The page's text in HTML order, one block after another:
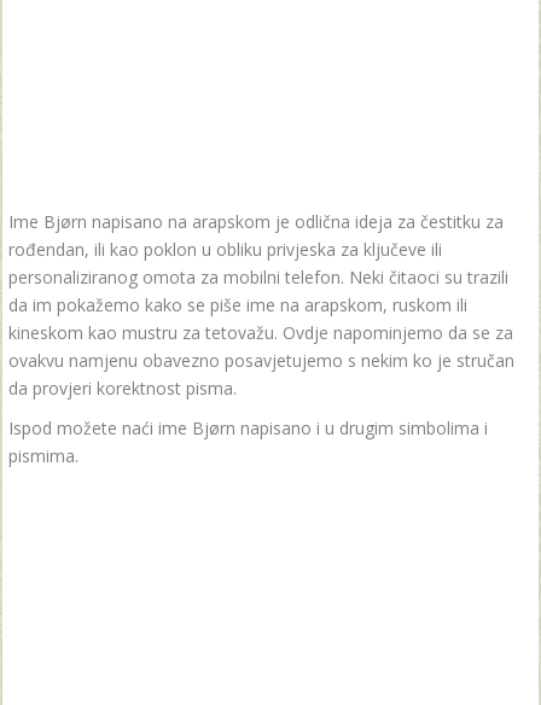
Ime Bjørn napisano na arapskom je odlična ideja za čestitku za
rođendan, ili kao poklon u obliku privjeska za ključeve ili
personaliziranog omota za mobilni telefon. Neki čitaoci su trazili
da im pokažemo kako se piše ime na arapskom, ruskom ili
kineskom kao mustru za tetovažu. Ovdje napominjemo da se za
ovakvu namjenu obavezno posavjetujemo s nekim ko je stručan
da provjeri korektnost pisma.
Ispod možete naći ime Bjørn napisano i u drugim simbolima i
pismima.